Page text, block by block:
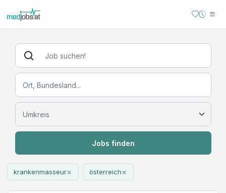
Jobs finden
krankenmasseur× österreich×